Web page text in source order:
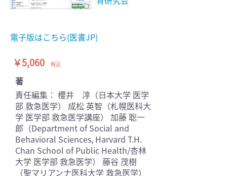
電子版はこちら(医書JP)
￥5,060 税込
著
責任編集： 櫻井 淳（日本大学 医学
部 救急医学） 成松 英智（札幌医科大
学 医学部 救急医学講座） 加藤 聡一
郎（Department of Social and
Behavioral Sciences, Harvard T.H.
Chan School of Public Health/杏林
大学 医学部 救急医学） 藤谷 茂樹
（聖マリアンナ医科大学 救急医学）